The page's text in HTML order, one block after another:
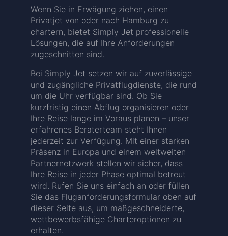
Wenn Sie in Erwägung ziehen, einen
Privatjet von oder nach Hamburg zu
chartern, bietet Simply Jet professionelle
Lösungen, die auf Ihre Anforderungen
zugeschnitten sind.
Bei Simply Jet setzen wir auf zuverlässige
und zugängliche Privatflugdienste, die rund
um die Uhr verfügbar sind. Ob Sie
kurzfristig einen Abflug organisieren oder
Ihre Reise lange im Voraus planen – unser
erfahrenes Beraterteam steht Ihnen
jederzeit zur Verfügung. Mit einer starken
Präsenz in Europa und einem weltweiten
Partnernetzwerk stellen wir sicher, dass
Ihre Reise in jeder Phase optimal betreut
wird. Rufen Sie uns einfach an oder füllen
Sie das Fluganforderungsformular oben auf
dieser Seite aus, um maßgeschneiderte,
wettbewerbsfähige Charteroptionen zu
erhalten.